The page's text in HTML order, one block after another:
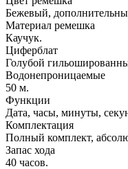
Бежевый,
Материал ремешка
Каучук.
Циферблат
Голубой
Водонепроницаемые
50 м.
Функции
Дата, часы, минуты,
Комплектация
Полный комплект,
Запас хода
40 часов.